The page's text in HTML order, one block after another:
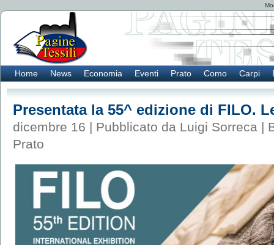
Home News Economia Eventi Prato Como Carpi
Presentata la 55^ edizione di FILO.
dicembre 16 | Pubblicato da Luigi Sorreca |
Prato